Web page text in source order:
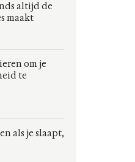
altijd de
maakt
om je
te
als je slaapt,